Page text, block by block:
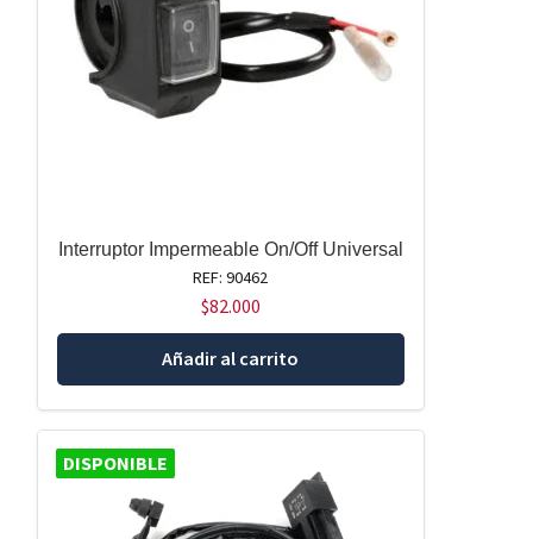
Interruptor Impermeable On/Off Universal
REF: 90462
$82.000
Añadir al carrito
DISPONIBLE